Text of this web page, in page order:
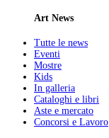
Art News
Tutte le news
Eventi
Mostre
Kids
In galleria
Cataloghi e libri
Aste e mercato
Concorsi e Lavoro